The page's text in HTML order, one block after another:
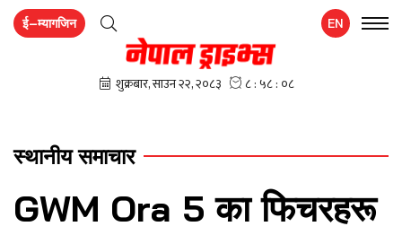
ई–म्यागजिन EN
स्थानीय समाचार
GWM Ora 5 का फिचरहरू